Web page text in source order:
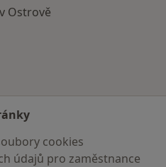
Ostrově
cookies
údajů pro zaměstnance